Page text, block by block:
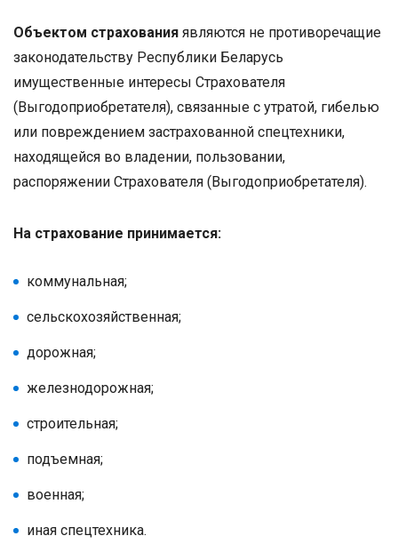
Объектом страхования являются не противоречащие
законодательству Республики Беларусь
имущественные интересы Страхователя
(Выгодоприобретателя), связанные с утратой, гибелью
или повреждением застрахованной спецтехники,
находящейся во владении, пользовании,
распоряжении Страхователя (Выгодоприобретателя).
На страхование принимается:
коммунальная;
сельскохозяйственная;
дорожная;
железнодорожная;
строительная;
подъемная;
военная;
иная спецтехника.